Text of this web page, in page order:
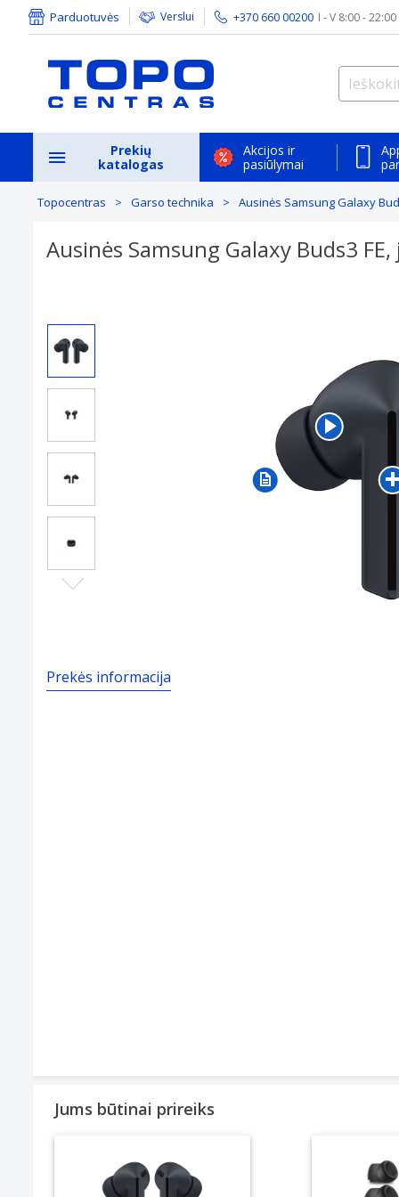
Parduotuvės Verslui +370 660 00200 I - V 8:00 - 22:00
Prekių
katalogas
Akcijos ir
pasiūlymai
Topocentras Garso technika Ausinės Samsung Galaxy
Ausinės Samsung Galaxy Buds3
Prekės informacija
Jums būtinai prireiks